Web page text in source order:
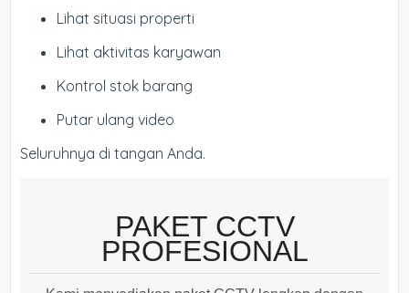
Lihat situasi properti
Lihat aktivitas karyawan
Kontrol stok barang
Putar ulang video
Seluruhnya di tangan Anda.
PAKET CCTV
PROFESIONAL